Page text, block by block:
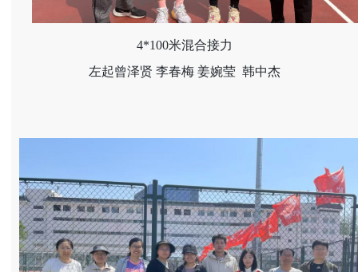
4*100米混合接力
左起曾泽贤 李春梅 姜婉莹 韩中杰